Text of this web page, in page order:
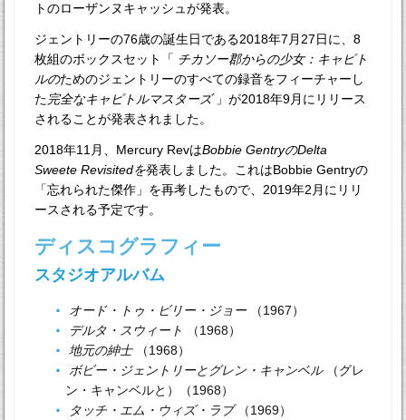
トのローザンヌキャッシュが発表。
ジェントリーの76歳の誕生日である2018年7月27日に、8
枚組のボックスセット「 チカソー郡からの少女：キャピト
ルのためのジェントリーのすべての録音をフィーチャーし
た完全なキャピトルマスターズ」が2018年9月にリリース
されることが発表されました。
2018年11月、Mercury RevはBobbie GentryのDelta
Sweete Revisitedを発表しました。これはBobbie Gentryの
「忘れられた傑作」を再考したもので、2019年2月にリリ
ースされる予定です。
ディスコグラフィー
スタジオアルバム
オード・トゥ・ビリー・ジョー（1967）
デルタ・スウィート
（1968）
地元の紳士（1968）
ボビー・ジェントリーとグレン・キャンベル（グレ
ン・キャンベルと）（1968）
タッチ・エム・ウィズ・ラブ（1969）